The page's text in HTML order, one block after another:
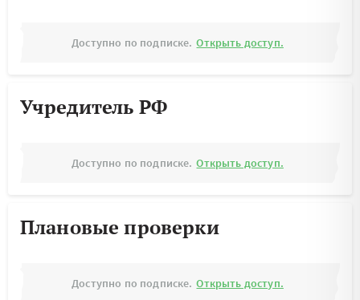
Доступно по подписке. Открыть доступ.
Учредитель РФ
Доступно по подписке. Открыть доступ.
Плановые проверки
Доступно по подписке. Открыть доступ.